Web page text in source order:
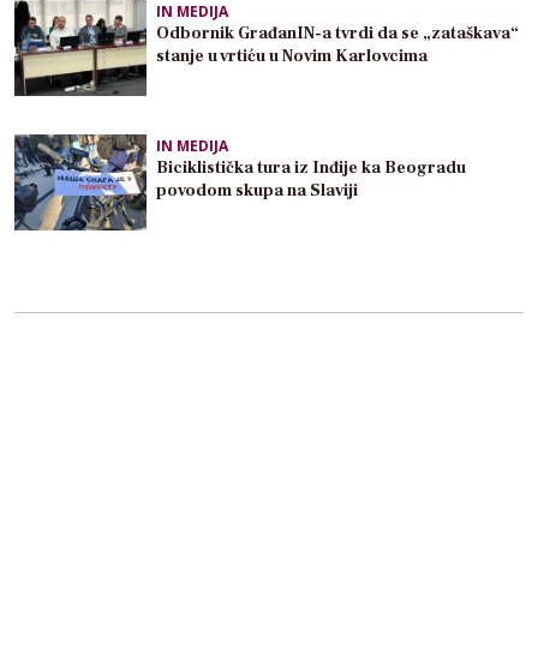
IN MEDIJA
Odbornik GrađanIN-a tvrdi da se „zataškava“
stanje u vrtiću u Novim Karlovcima
IN MEDIJA
Biciklistička tura iz Inđije ka Beogradu
povodom skupa na Slaviji